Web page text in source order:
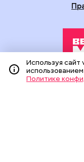
Издание создано
средств массовой
На сайте
(информационные
Используя сайт
Политике